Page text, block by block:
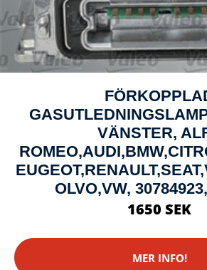
VÄNSTER,
OLVO,VW,
1650 SEK
MER INFO!